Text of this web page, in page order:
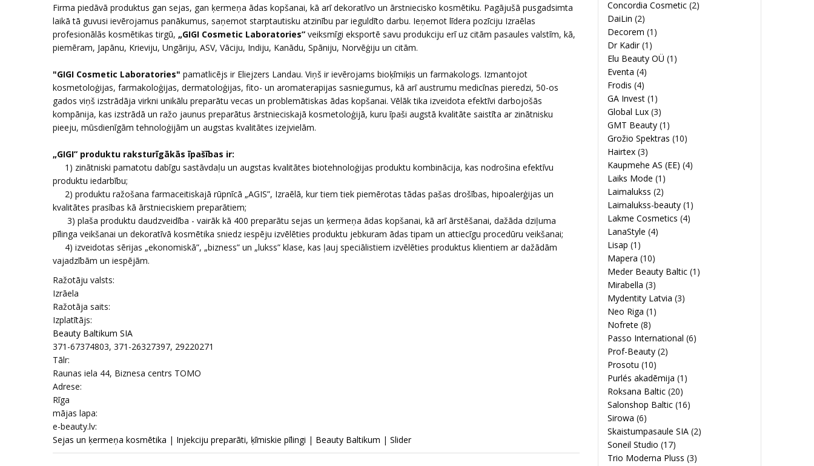
Firma piedāvā produktus gan sejas, gan ķermeņa ādas kopšanai, kā arī dekoratīvo un ārstniecisko kosmētiku. Pagājušā pusgadsimta
laikā tā guvusi ievērojamus panākumus, saņemot starptautisku atzinību par ieguldīto darbu. Ieņemot līdera pozīciju Izraēlas
profesionālās kosmētikas tirgū, „GIGI Cosmetic Laboratories” veiksmīgi eksportē savu produkciju erī uz citām pasaules valstīm, kā,
piemēram, Japānu, Krieviju, Ungāriju, ASV, Vāciju, Indiju, Kanādu, Spāniju, Norvēģiju un citām.
"GIGI Cosmetic Laboratories" pamatlicējs ir Eliejzers Landau. Viņš ir ievērojams bioķīmiķis un farmakologs. Izmantojot
kosmetoloģijas, farmakoloģijas, dermatoloģijas, fito- un aromaterapijas sasniegumus, kā arī austrumu medicīnas pieredzi, 50-os
gados viņš izstrādāja virkni unikālu preparātu vecas un problemātiskas ādas kopšanai. Vēlāk tika izveidota efektīvi darbojošās
kompānija, kas izstrādā un ražo jaunus preparātus ārstnieciskajā kosmetoloģijā, kuru īpaši augstā kvalitāte saistīta ar zinātnisku
pieeju, mūsdienīgām tehnoloģijām un augstas kvalitātes izejvielām.
„GIGI” produktu raksturīgākās īpašības ir:
1) zinātniski pamatotu dabīgu sastāvdaļu un augstas kvalitātes biotehnoloģijas produktu kombinācija, kas nodrošina efektīvu
produktu iedarbību;
2) produktu ražošana farmaceitiskajā rūpnīcā „AGIS”, Izraēlā, kur tiem tiek piemērotas tādas pašas drošības, hipoalerģijas un
kvalitātes prasības kā ārstnieciskiem preparātiem;
3) plaša produktu daudzveidība - vairāk kā 400 preparātu sejas un ķermeņa ādas kopšanai, kā arī ārstēšanai, dažāda dziļuma
pīlinga veikšanai un dekoratīvā kosmētika sniedz iespēju izvēlēties produktu jebkuram ādas tipam un attiecīgu procedūru veikšanai;
4) izveidotas sērijas „ekonomiskā”, „bizness” un „lukss” klase, kas ļauj speciālistiem izvēlēties produktus klientiem ar dažādām
vajadzībām un iespējām.
Ražotāju valsts:
Izrāela
Ražotāja saits:
Izplatītājs:
Beauty Baltikum SIA
371-67374803, 371-26327397, 29220271
Tālr:
Raunas iela 44, Biznesa centrs TOMO
Adrese:
Rīga
mājas lapa:
e-beauty.lv:
Sejas un ķermeņa kosmētika | Injekciju preparāti, ķīmiskie pīlingi | Beauty Baltikum | Slider
Concordia Cosmetic (2)
DaiLin (2)
Decorem (1)
Dr Kadir (1)
Elu Beauty OÜ (1)
Eventa (4)
Frodis (4)
GA Invest (1)
Global Lux (3)
GMT Beauty (1)
Grožio Spektras (10)
Hairtex (3)
Kaupmehe AS (EE) (4)
Laiks Mode (1)
Laimalukss (2)
Laimalukss-beauty (1)
Lakme Cosmetics (4)
LanaStyle (4)
Lisap (1)
Mapera (10)
Meder Beauty Baltic (1)
Mirabella (3)
Mydentity Latvia (3)
Neo Riga (1)
Nofrete (8)
Passo International (6)
Prof-Beauty (2)
Prosotu (10)
Purlés akadēmija (1)
Roksana Baltic (20)
Salonshop Baltic (16)
Sirowa (6)
Skaistumpasaule SIA (2)
Soneil Studio (17)
Trio Moderna Pluss (3)